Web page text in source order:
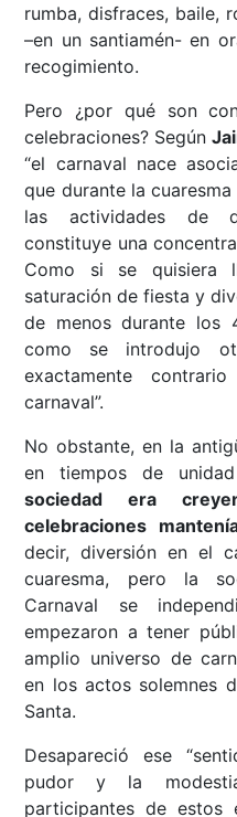
rumba, disfraces, baile,
–en un santiamén- en
recogimiento.
Pero ¿por qué son
celebraciones? Según
“el carnaval nace
que durante la
las actividades de
constituye una
Como si se
saturación de fiesta y
de menos durante los
como se introdujo
exactamente
carnaval”.
No obstante, en la
en tiempos de
sociedad era
celebraciones
decir, diversión en el
cuaresma, pero la
Carnaval se
empezaron a tener
amplio universo de
en los actos solemnes
Santa.
Desapareció ese
pudor y la
participantes de estos